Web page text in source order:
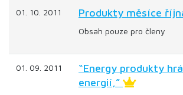
01. 10. 2011 Produkty měsíce
Obsah pouze pro členy
01. 09. 2011
“Energy produkty
energií,”